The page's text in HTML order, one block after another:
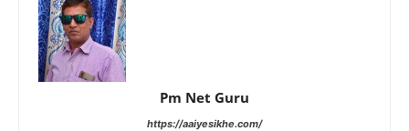
Pm Net Guru
https://aaiyesikhe.com/